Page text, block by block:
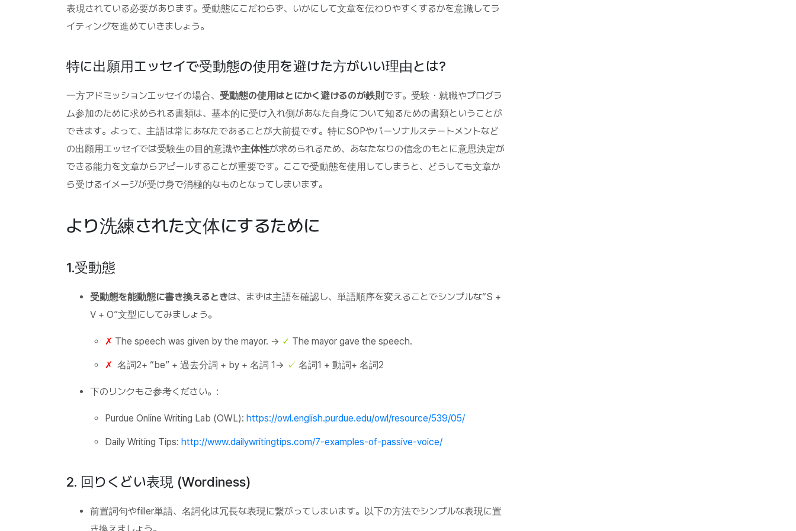
表現されている必要があります。受動態にこだわらず、いかにして文章を伝わりやすくするかを意識してラ
イティングを進めていきましょう。
特に出願用エッセイで受動態の使用を避けた方がいい理由とは?
一方アドミッションエッセイの場合、 受動態の使用はとにかく避けるのが鉄則です。受験・就職やプログラ
ム参加のために求められる書類は、基本的に受け入れ側があなた自身について知るための書類ということが
できます。よって、主語は常にあなたであることが大前提です。特にSOPやパーソナルステートメントなど
の出願用エッセイでは受験生の目的意識や主体性が求められるため、あなたなりの信念のもとに意思決定が
できる能力を文章からアピールすることが重要です。ここで受動態を使用してしまうと、どうしても文章か
ら受けるイメージが受け身で消極的なものとなってしまいます。
より洗練された文体にするために
1.受動態
受動態を能動態に書き換えるときは、まずは主語を確認し、単語順序を変えることでシンプルな“S +
V + O”文型にしてみましょう。
✗ The speech was given by the mayor. → ✓ The mayor gave the speech.
✗ 名詞2+ “be” + 過去分詞 + by + 名詞 1→ ✓ 名詞1 + 動詞+ 名詞2
下のリンクもご参考ください。:
Purdue Online Writing Lab (OWL): https://owl.english.purdue.edu/owl/resource/539/05/
Daily Writing Tips: http://www.dailywritingtips.com/7-examples-of-passive-voice/
2. 回りくどい表現 (Wordiness)
前置詞句やfiller単語、名詞化は冗長な表現に繋がってしまいます。以下の方法でシンプルな表現に置